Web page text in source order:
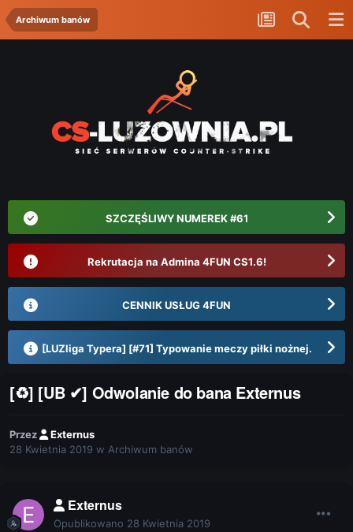
Archiwum banów
SZCZĘŚLIWY NUMEREK #61
Rekrutacja na Admina 4FUN CS1.6!
CENNIK USŁUG 4FUN
[LUZliga Typera] [#71] Typowanie meczy piłki nożnej.
[♻] [UB ✔] Odwolanie do bana Externus
Przez
Externus
28 Kwietnia 2019 w Archiwum banów
Externus
Opublikowano 28 Kwietnia 2019